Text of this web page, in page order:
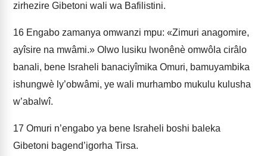
zirhezire Gibetoni wali wa Bafilistini.
16 Engabo zamanya omwanzi mpu: «Zimuri anagomire,
ayîsire na mwâmi.» Olwo lusiku lwonênè omwôla cirâlo
banali, bene Israheli banaciyîmika Omuri, bamuyambika
ishungwè ly’obwâmi, ye wali murhambo mukulu kulusha
w’abalwî.
17 Omuri n’engabo ya bene Israheli boshi baleka
Gibetoni bagend’igorha Tirsa.